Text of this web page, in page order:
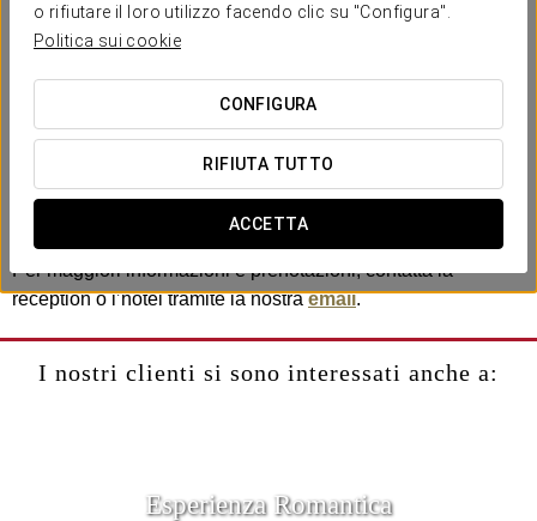
o rifiutare il loro utilizzo facendo clic su "Configura".
Politica sui cookie
CONFIGURA
RIFIUTA TUTTO
ACCETTA
Visita in Vaticano
- Visita guidata di tre ore al Vaticano, alla Cappella Sistina e
alla Basilica di San Pietro.
Per maggiori informazioni e prenotazioni, contatta la
reception o l’hotel tramite la nostraemail.
I nostri clienti si sono interessati anche a:
Esperienza Romantica